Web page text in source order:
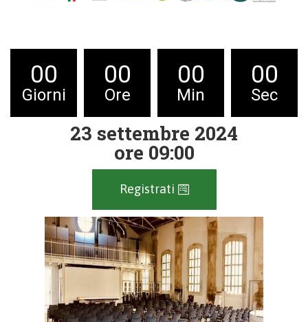
00
Giorni
00
Ore
00
Min
00
Sec
23 settembre 2024
ore 09:00
Registrati